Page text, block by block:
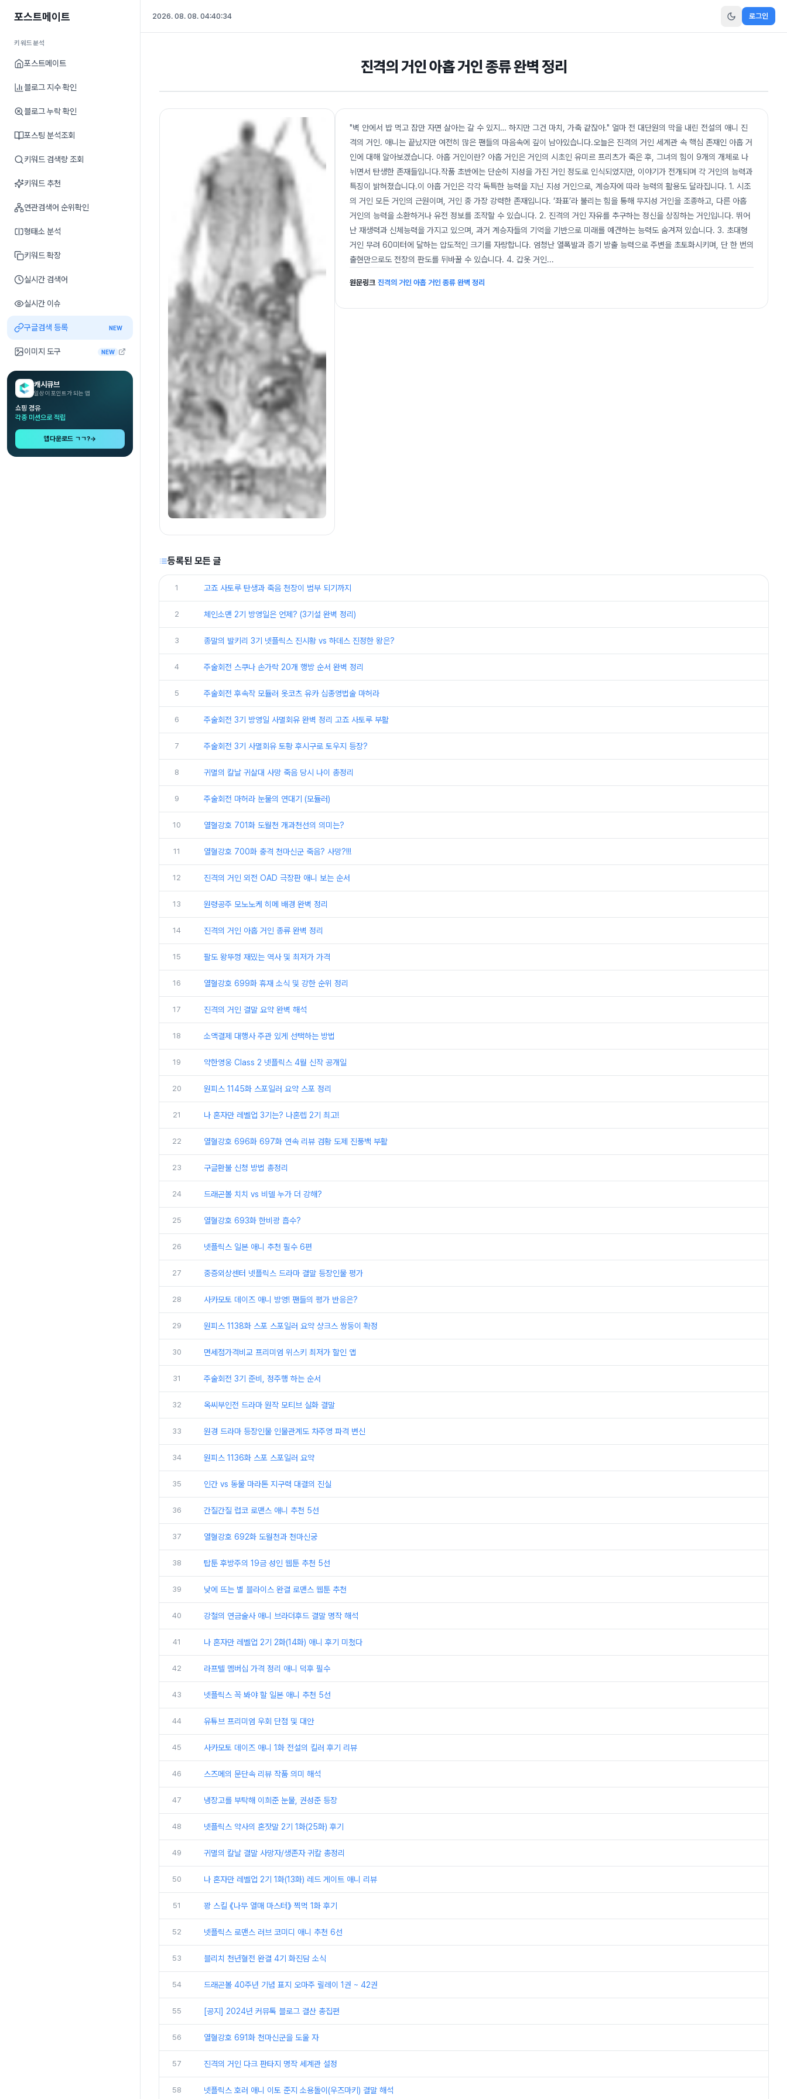
포스트메이트
키워드분석
포스트메이트
블로그 지수 확인
블로그 누락 확인
포스팅 분석조회
키워드 검색량 조회
키워드 추천
연관검색어 순위확인
형태소 분석
키워드 확장
실시간 검색어
실시간 이슈
구글검색 등록 NEW
이미지 도구 NEW
캐시큐브
일상이 포인트가 되는 앱
쇼핑 경유
각종 미션으로 적립
앱다운로드 ㄱㄱ?→
2026. 08. 08. 04:40:35 로그인
진격의 거인 아홉 거인 종류 완벽 정리
"벽 안에서 밥 먹고 잠만 자면 살아는 갈 수 있지… 하지만 그건 마치, 가축 같잖아." 얼마 전 대단원의 막을 내린 전설의 애니 진
격의 거인. 애니는 끝났지만 여전히 많은 팬들의 마음속에 깊이 남아있습니다.오늘은 진격의 거인 세계관 속 핵심 존재인 아홉 거
인에 대해 알아보겠습니다. 아홉 거인이란? 아홉 거인은 거인의 시초인 유미르 프리츠가 죽은 후, 그녀의 힘이 9개의 개체로 나
뉘면서 탄생한 존재들입니다.작품 초반에는 단순히 지성을 가진 거인 정도로 인식되었지만, 이야기가 전개되며 각 거인의 능력과
특징이 밝혀졌습니다.이 아홉 거인은 각각 독특한 능력을 지닌 지성 거인으로, 계승자에 따라 능력의 활용도 달라집니다. 1. 시조
의 거인 모든 거인의 근원이며, 거인 중 가장 강력한 존재입니다. ‘좌표’라 불리는 힘을 통해 무지성 거인을 조종하고, 다른 아홉
거인의 능력을 소환하거나 유전 정보를 조작할 수 있습니다. 2. 진격의 거인 자유를 추구하는 정신을 상징하는 거인입니다. 뛰어
난 재생력과 신체능력을 가지고 있으며, 과거 계승자들의 기억을 기반으로 미래를 예견하는 능력도 숨겨져 있습니다. 3. 초대형
거인 무려 60미터에 달하는 압도적인 크기를 자랑합니다. 엄청난 열폭발과 증기 방출 능력으로 주변을 초토화시키며, 단 한 번의
출현만으로도 전장의 판도를 뒤바꿀 수 있습니다. 4. 갑옷 거인...
원문링크 진격의 거인 아홉 거인 종류 완벽 정리
등록된 모든 글
1 고죠 사토루 탄생과 죽음 천장이 범부 되기까지
2 ​체인소맨 2기 방영일은 언제? (3기설 완벽 정리)
3 종말의 발키리 3기 넷플릭스 진시황 vs 하데스 진정한 왕은?
4 주술회전 스쿠나 손가락 20개 행방 순서 완벽 정리
5 주술회전 후속작 모듈러 옷코츠 유카 십종영법술 마허라
6 주술회전 3기 방영일 사멸회유 완벽 정리 고죠 사토루 부활
7 주술회전 3기 사멸회유 토황 후시구로 토우지 등장?
8 귀멸의 칼날 귀살대 사망 죽음 당시 나이 총정리
9 주술회전 마허라 눈물의 연대기 (모듈러)
10 열혈강호 701화 도월천 개과천선의 의미는?
11 열혈강호 700화 충격 천마신군 죽음? 사망?!!!
12 진격의 거인 외전 OAD 극장판 애니 보는 순서
13 원령공주 모노노케 히메 배경 완벽 정리
14 진격의 거인 아홉 거인 종류 완벽 정리
15 팔도 왕뚜껑 재밌는 역사 및 최저가 가격
16 열혈강호 699화 휴재 소식 및 강한 순위 정리
17 진격의 거인 결말 요약 완벽 해석
18 소액결제 대행사 주관 있게 선택하는 방법
19 약한영웅 Class 2 넷플릭스 4월 신작 공개일
20 원피스 1145화 스포일러 요약 스포 정리
21 나 혼자만 레벨업 3기는? 나혼렙 2기 최고!
22 열혈강호 696화 697화 연속 리뷰 검황 도제 진풍백 부활
23 구글환불 신청 방법 총정리
24 드래곤볼 치치 vs 비델 누가 더 강해?
25 열혈강호 693화 한비광 흡수?
26 넷플릭스 일본 애니 추천 필수 6편
27 중증외상센터 넷플릭스 드라마 결말 등장인물 평가
28 사카모토 데이즈 애니 방영! 팬들의 평가 반응은?
29 원피스 1138화 스포 스포일러 요약 샹크스 쌍둥이 확정
30 면세점가격비교 프리미엄 위스키 최저가 할인 앱
31 주술회전 3기 준비, 정주행 하는 순서
32 옥씨부인전 드라마 원작 모티브 실화 결말
33 원경 드라마 등장인물 인물관계도 차주영 파격 변신
34 원피스 1136화 스포 스포일러 요약
35 인간 vs 동물 마라톤 지구력 대결의 진실
36 간질간질 럽코 로맨스 애니 추천 5선
37 열혈강호 692화 도월천과 천마신궁
38 탑툰 후방주의 19금 성인 웹툰 추천 5선
39 낮에 뜨는 별 블라이스 완결 로맨스 웹툰 추천
40 강철의 연금술사 애니 브라더후드 결말 명작 해석
41 나 혼자만 레벨업 2기 2화(14화) 애니 후기 미쳤다
42 라프텔 멤버십 가격 정리 애니 덕후 필수
43 넷플릭스 꼭 봐야 할 일본 애니 추천 5선
44 유튜브 프리미엄 우회 단점 및 대안
45 사카모토 데이즈 애니 1화 전설의 킬러 후기 리뷰
46 스즈메의 문단속 리뷰 작품 의미 해석
47 냉장고를 부탁해 이희준 눈물, 권성준 등장
48 넷플릭스 약사의 혼잣말 2기 1화(25화) 후기
49 귀멸의 칼날 결말 사망자/생존자 귀칼 총정리
50 나 혼자만 레벨업 2기 1화(13화) 레드 게이트 애니 리뷰
51 꽝 스킬 《나무 열매 마스터》 찍먹 1화 후기
52 넷플릭스 로맨스 러브 코미디 애니 추천 6선
53 블리치 천년혈전 완결 4기 화진담 소식
54 드래곤볼 40주년 기념 표지 오마주 릴레이 1권 ~ 42권
55 [공지] 2024년 커뮤톡 블로그 결산 총집편
56 열혈강호 691화 천마신군을 도울 자
57 진격의 거인 다크 판타지 명작 세계관 설정
58 넷플릭스 호러 애니 이토 준지 소용돌이(우즈마키) 결말 해석